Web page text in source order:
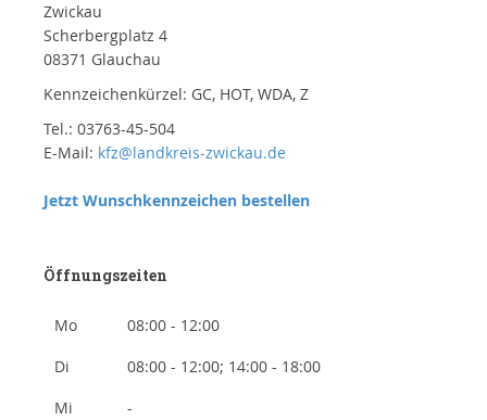
Zwickau
Scherbergplatz 4
08371 Glauchau
Kennzeichenkürzel: GC, HOT, WDA, Z
Tel.: 03763-45-504
E-Mail: kfz@landkreis-zwickau.de
Jetzt Wunschkennzeichen bestellen
Öffnungszeiten
Mo
08:00 - 12:00
Di
08:00 - 12:00; 14:00 - 18:00
Mi
-